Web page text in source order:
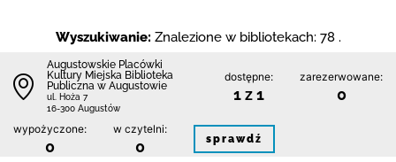
Wyszukiwanie: Znalezione w bibliotekach: 78 .
Augustowskie Placówki
Kultury Miejska Biblioteka
Publiczna w Augustowie
ul. Hoża 7
16-300 Augustów
dostępne:
1 z 1
zarezerwowane:
0
wypożyczone:
0
w czytelni:
0 sprawdź